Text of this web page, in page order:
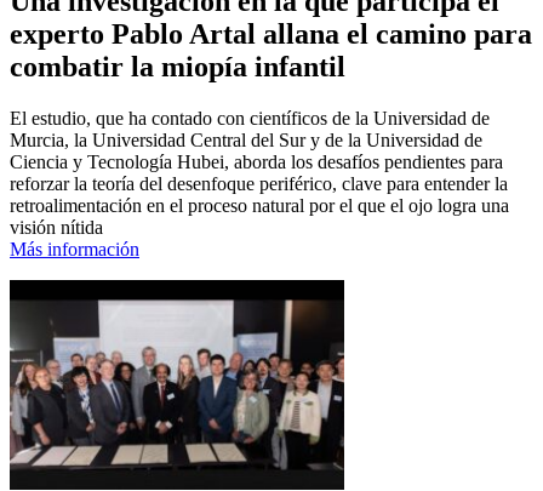
experto Pablo Artal allana el camino para
combatir la miopía infantil
El estudio, que ha contado con científicos de la Universidad de
Murcia, la Universidad Central del Sur y de la Universidad de
Ciencia y Tecnología Hubei, aborda los desafíos pendientes para
reforzar la teoría del desenfoque periférico, clave para entender la
retroalimentación en el proceso natural por el que el ojo logra una
visión nítida
Más información